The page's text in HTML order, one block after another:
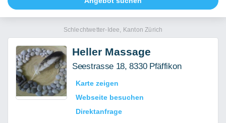
Schlechtwetter-Idee, Kanton Zürich
Heller Massage
Seestrasse 18, 8330 Pfäffikon
Karte zeigen
Webseite besuchen
Direktanfrage